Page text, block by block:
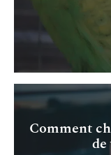
Comment